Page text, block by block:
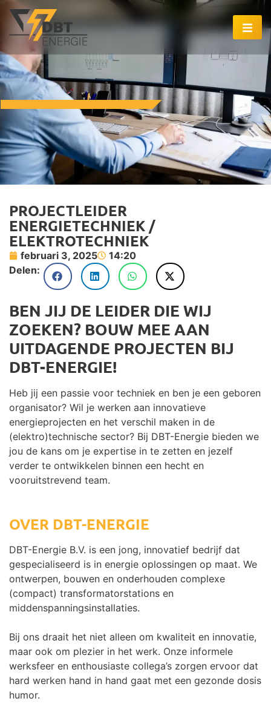
PROJECTLEIDER
ENERGIETECHNIEK /
ELEKTROTECHNIEK
februari 3, 2025
14:20
Delen:
BEN JIJ DE LEIDER DIE WIJ
ZOEKEN? BOUW MEE AAN
UITDAGENDE PROJECTEN BIJ
DBT-ENERGIE!
Heb jij een passie voor techniek en ben je een geboren
organisator? Wil je werken aan innovatieve
energieprojecten en het verschil maken in de
(elektro)technische sector? Bij DBT-Energie bieden we
jou de kans om je expertise in te zetten en jezelf
verder te ontwikkelen binnen een hecht en
vooruitstrevend team.
OVER DBT-ENERGIE
DBT-Energie B.V. is een jong, innovatief bedrijf dat
gespecialiseerd is in energie oplossingen op maat. We
ontwerpen, bouwen en onderhouden complexe
(compact) transformatorstations en
middenspanningsinstallaties.
Bij ons draait het niet alleen om kwaliteit en innovatie,
maar ook om plezier in het werk. Onze informele
werksfeer en enthousiaste collega’s zorgen ervoor dat
hard werken hand in hand gaat met een gezonde dosis
humor.